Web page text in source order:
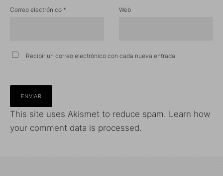
Correo electrónico * Web
Recibir un correo electrónico con cada nueva entrada.
This site uses Akismet to reduce spam. Learn how
your comment data is processed.